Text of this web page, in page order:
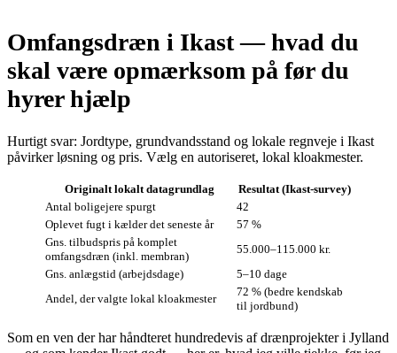
Omfangsdræn i Ikast — hvad du
skal være opmærksom på før du
hyrer hjælp
Hurtigt svar: Jordtype, grundvandsstand og lokale regnveje i Ikast
påvirker løsning og pris. Vælg en autoriseret, lokal kloakmester.
Originalt lokalt datagrundlag
Resultat (Ikast‑survey)
Antal boligejere spurgt
42
Oplevet fugt i kælder det seneste år
57 %
Gns. tilbudspris på komplet
omfangsdræn (inkl. membran)
55.000–115.000 kr.
Gns. anlægstid (arbejdsdage)
5–10 dage
Andel, der valgte lokal kloakmester
72 % (bedre kendskab
til jordbund)
Som en ven der har håndteret hundredevis af drænprojekter i Jylland